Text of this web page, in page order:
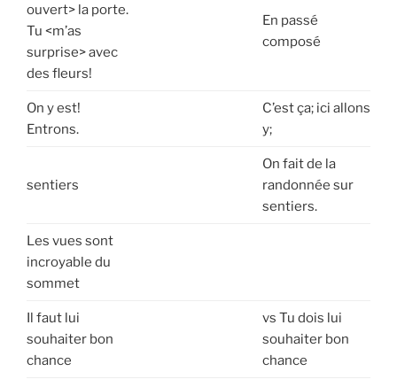
ouvert> la porte.
Tu <m’as
surprise> avec
des fleurs!
En passé
composé
On y est!
Entrons.
C’est ça; ici allons
y;
sentiers
On fait de la
randonnée sur
sentiers.
Les vues sont
incroyable du
sommet
Il faut lui
souhaiter bon
chance
vs Tu dois lui
souhaiter bon
chance